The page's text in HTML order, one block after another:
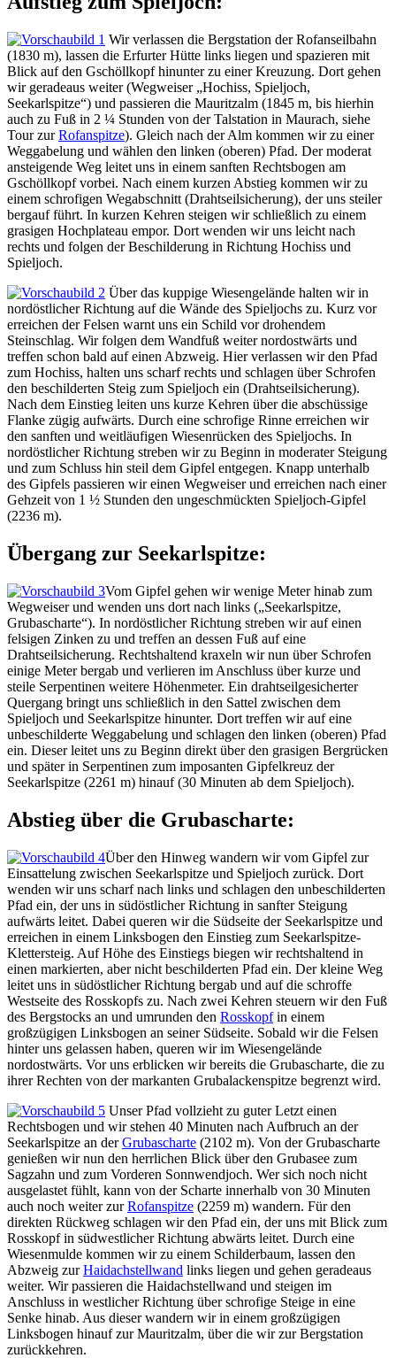
Wir verlassen die Bergstation der Rofanseilbahn
(1830 m), lassen die Erfurter Hütte links liegen und spazieren mit
Blick auf den Gschöllkopf hinunter zu einer Kreuzung. Dort gehen
wir geradeaus weiter (Wegweiser „Hochiss, Spieljoch,
Seekarlspitze“) und passieren die Mauritzalm (1845 m, bis hierhin
auch zu Fuß in 2 ¼ Stunden von der Talstation in Maurach, siehe
Tour zurRofanspitze). Gleich nach der Alm kommen wir zu einer
Weggabelung und wählen den linken (oberen) Pfad. Der moderat
ansteigende Weg leitet uns in einem sanften Rechtsbogen am
Gschöllkopf vorbei. Nach einem kurzen Abstieg kommen wir zu
einem schrofigen Wegabschnitt (Drahtseilsicherung), der uns steiler
bergauf führt. In kurzen Kehren steigen wir schließlich zu einem
grasigen Hochplateau empor. Dort wenden wir uns leicht nach
rechts und folgen der Beschilderung in Richtung Hochiss und
Spieljoch.
Über das kuppige Wiesengelände halten wir in
nordöstlicher Richtung auf die Wände des Spieljochs zu. Kurz vor
erreichen der Felsen warnt uns ein Schild vor drohendem
Steinschlag. Wir folgen dem Wandfuß weiter nordostwärts und
treffen schon bald auf einen Abzweig. Hier verlassen wir den Pfad
zum Hochiss, halten uns scharf rechts und schlagen über Schrofen
den beschilderten Steig zum Spieljoch ein (Drahtseilsicherung).
Nach dem Einstieg leiten uns kurze Kehren über die abschüssige
Flanke zügig aufwärts. Durch eine schrofige Rinne erreichen wir
den sanften und weitläufigen Wiesenrücken des Spieljochs. In
nordöstlicher Richtung streben wir zu Beginn in moderater Steigung
und zum Schluss hin steil dem Gipfel entgegen. Knapp unterhalb
des Gipfels passieren wir einen Wegweiser und erreichen nach einer
Gehzeit von 1 ½ Stunden den ungeschmückten Spieljoch-Gipfel
(2236 m).
Übergang zur Seekarlspitze:
Vom Gipfel gehen wir wenige Meter hinab zum
Wegweiser und wenden uns dort nach links („Seekarlspitze,
Grubascharte“). In nordöstlicher Richtung streben wir auf einen
felsigen Zinken zu und treffen an dessen Fuß auf eine
Drahtseilsicherung. Rechtshaltend kraxeln wir nun über Schrofen
einige Meter bergab und verlieren im Anschluss über kurze und
steile Serpentinen weitere Höhenmeter. Ein drahtseilgesicherter
Quergang bringt uns schließlich in den Sattel zwischen dem
Spieljoch und Seekarlspitze hinunter. Dort treffen wir auf eine
unbeschilderte Weggabelung und schlagen den linken (oberen) Pfad
ein. Dieser leitet uns zu Beginn direkt über den grasigen Bergrücken
und später in Serpentinen zum imposanten Gipfelkreuz der
Seekarlspitze (2261 m) hinauf (30 Minuten ab dem Spieljoch).
Abstieg über die Grubascharte:
Über den Hinweg wandern wir vom Gipfel zur
Einsattelung zwischen Seekarlspitze und Spieljoch zurück. Dort
wenden wir uns scharf nach links und schlagen den unbeschilderten
Pfad ein, der uns in südöstlicher Richtung in sanfter Steigung
aufwärts leitet. Dabei queren wir die Südseite der Seekarlspitze und
erreichen in einem Linksbogen den Einstieg zum Seekarlspitze-
Klettersteig. Auf Höhe des Einstiegs biegen wir rechtshaltend in
einen markierten, aber nicht beschilderten Pfad ein. Der kleine Weg
leitet uns in südöstlicher Richtung bergab und auf die schroffe
Westseite des Rosskopfs zu. Nach zwei Kehren steuern wir den Fuß
des Bergstocks an und umrunden den Rosskopfin einem
großzügigen Linksbogen an seiner Südseite. Sobald wir die Felsen
hinter uns gelassen haben, queren wir im Wiesengelände
nordostwärts. Vor uns erblicken wir bereits die Grubascharte, die zu
ihrer Rechten von der markanten Grubalackenspitze begrenzt wird.
Unser Pfad vollzieht zu guter Letzt einen
Rechtsbogen und wir stehen 40 Minuten nach Aufbruch an der
Seekarlspitze an derGrubascharte (2102 m). Von der Grubascharte
genießen wir nun den herrlichen Blick über den Grubasee zum
Sagzahn und zum Vorderen Sonnwendjoch. Wer sich noch nicht
ausgelastet fühlt, kann von der Scharte innerhalb von 30 Minuten
auch noch weiter zurRofanspitze (2259 m) wandern. Für den
direkten Rückweg schlagen wir den Pfad ein, der uns mit Blick zum
Rosskopf in südwestlicher Richtung abwärts leitet. Durch eine
Wiesenmulde kommen wir zu einem Schilderbaum, lassen den
Abzweig zurHaidachstellwand links liegen und gehen geradeaus
weiter. Wir passieren die Haidachstellwand und steigen im
Anschluss in westlicher Richtung über schrofige Steige in eine
Senke hinab. Aus dieser wandern wir in einem großzügigen
Linksbogen hinauf zur Mauritzalm, über die wir zur Bergstation
zurückkehren.